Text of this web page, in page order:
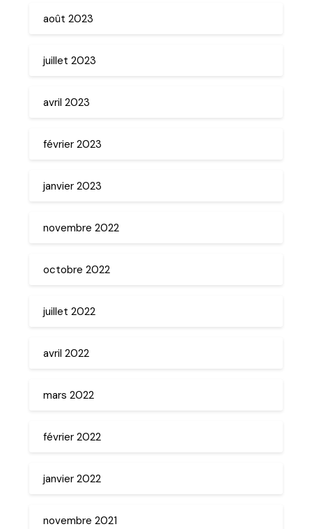
août 2023
juillet 2023
avril 2023
février 2023
janvier 2023
novembre 2022
octobre 2022
juillet 2022
avril 2022
mars 2022
février 2022
janvier 2022
novembre 2021